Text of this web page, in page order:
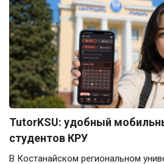
TutorKSU: удобный
студентов КРУ
В Костанайском региональном